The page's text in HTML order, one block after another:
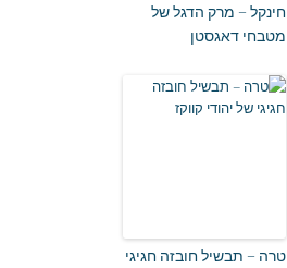
חינקל – מרק הדגל של
מטבחי דאגסטן
טרה – תבשיל חובזה חגיגי